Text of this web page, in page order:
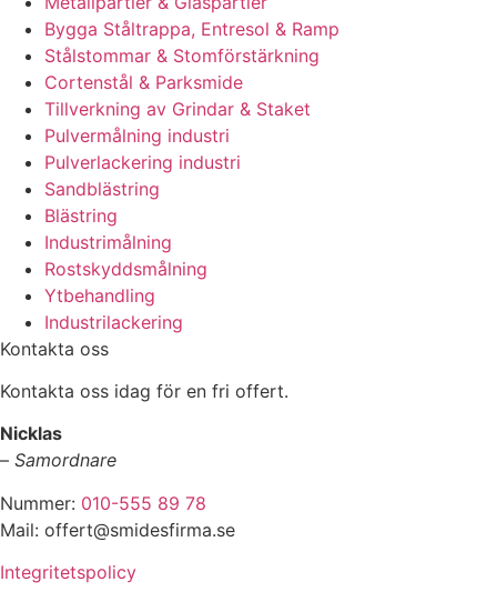
Bygga Ståltrappa, Entresol & Ramp
Stålstommar & Stomförstärkning
Cortenstål & Parksmide
Tillverkning av Grindar & Staket
Pulvermålning industri
Pulverlackering industri
Sandblästring
Blästring
Industrimålning
Rostskyddsmålning
Ytbehandling
Industrilackering
Kontakta oss
Kontakta oss idag för en fri offert.
Nicklas
– Samordnare
Nummer: 010-555 89 78
Mail: offert@smidesfirma.se
Integritetspolicy